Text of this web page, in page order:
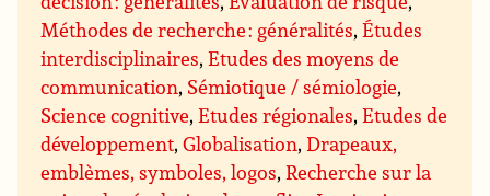
Méthodes de recherche : généralités,Études
interdisciplinaires,Etudes des moyens de
communication, Sémiotique / sémiologie,
Science cognitive,Etudes régionales,Etudes de
développement,Globalisation,Drapeaux,
emblèmes, symboles, logos,Recherche sur la